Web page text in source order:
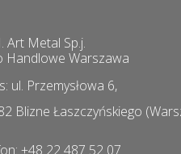
Art Metal Sp.j.
Handlowe Warszawa
ul. Przemysłowa 6,
Blizne Łaszczyńskiego
+48 22 487 52 07